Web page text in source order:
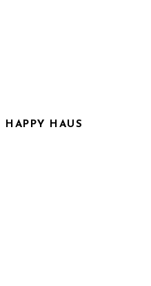
HAPPY HAUS